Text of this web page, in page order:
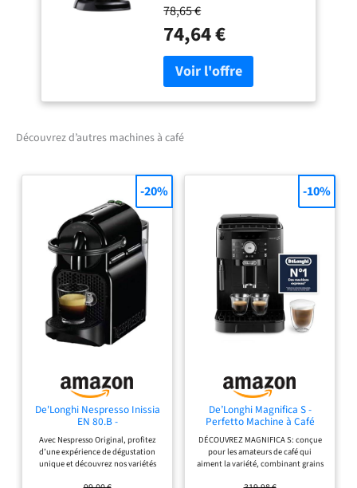
avec une capacité de 1 l Bac
récolte gouttes amovible
pour un nettoyage facile
Poignée de réglage de la
vapeur
78,65 €
74,64 €
Découvrez d’autres machines à café
De'Longhi Nespresso Inissia
EN 80.B -
Avec Nespresso Original, profitez
d’une expérience de dégustation
unique et découvrez nos variétés
-20%
De’Longhi Magnifica S -
Perfetto Machine à Café
Automatique avec Mousseur
à Lait Manuel, Machine à
Espresso et Cappuccino,
Panneau de Commande
avec Boutons, Noir
DÉCOUVREZ MAGNIFICA S: conçue
pour les amateurs de café qui
aiment la variété, combinant grains
-10%